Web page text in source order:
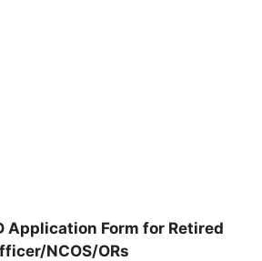
Application Form for Retired
NCOS/ORs